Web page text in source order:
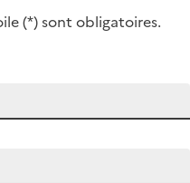
(*) sont obligatoires.